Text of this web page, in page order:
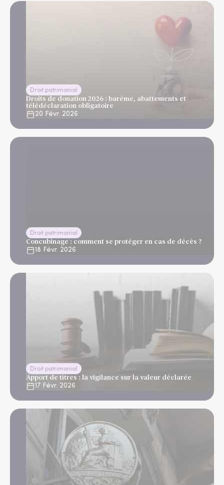
Droit patrimonial
Droits de donation 2026 : barème, abattements et
télédéclaration obligatoire
20 Févr. 2026
Droit patrimonial
Concubinage : comment se protéger en cas de décès ?
18 Févr. 2026
Droit patrimonial
Apport de titres : la vigilance sur la valeur déclarée
17 Févr. 2026